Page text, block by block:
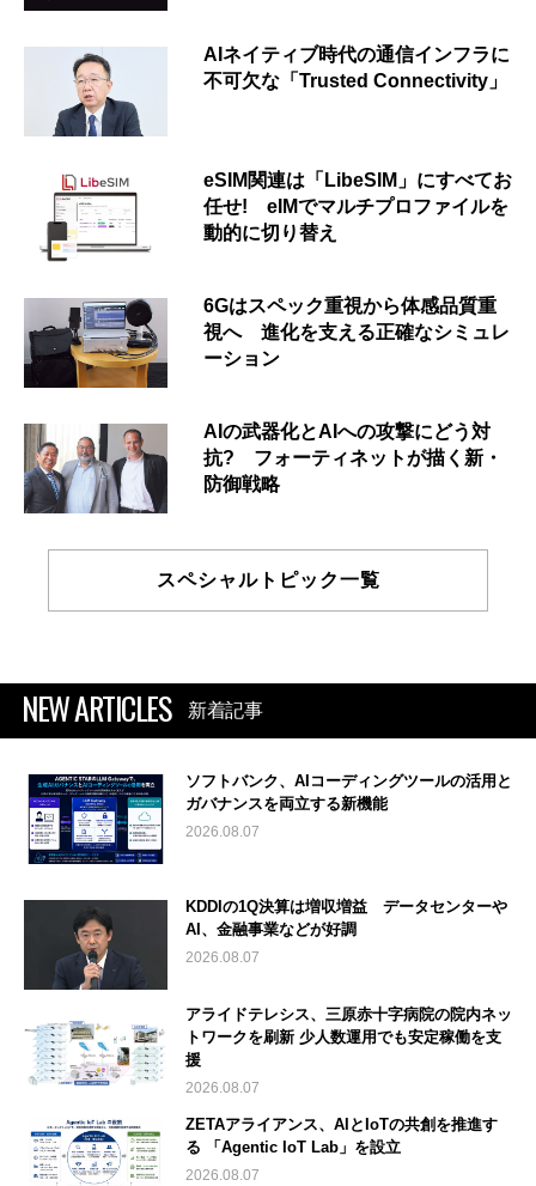
AIネイティブ時代の通信インフラに
不可欠な「Trusted Connectivity」
eSIM関連は「LibeSIM」にすべてお
任せ! eIMでマルチプロファイルを
動的に切り替え
6Gはスペック重視から体感品質重
視へ 進化を支える正確なシミュレ
ーション
AIの武器化とAIへの攻撃にどう対
抗? フォーティネットが描く新・
防御戦略
スペシャルトピック一覧
NEW ARTICLES 新着記事
ソフトバンク、AIコーディングツールの活用と
ガバナンスを両立する新機能
2026.08.07
KDDIの1Q決算は増収増益 データセンターや
AI、金融事業などが好調
2026.08.07
アライドテレシス、三原赤十字病院の院内ネッ
トワークを刷新 少人数運用でも安定稼働を支
援
2026.08.07
ZETAアライアンス、AIとIoTの共創を推進す
る 「Agentic IoT Lab」を設立
2026.08.07